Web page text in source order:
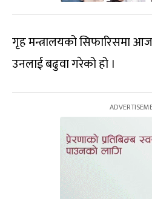
गृह मन्त्रालयको सिफारिसमा
उनलाई बढुवा गरेको हो ।